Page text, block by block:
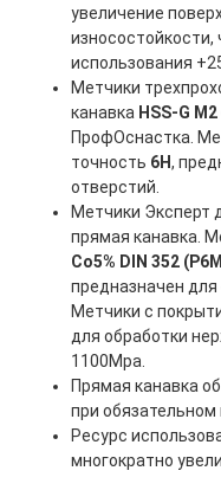
увеличение
износостойкости,
использования
Метчики
канавка HSS-G M2
ПрофОснастка.
точность 6H,
отверстий.
Метчики Эксперт
прямая канавка.
Co5% DIN 352
предназначен для
Метчики с
для обработки
1100Мра.
Прямая канавка
при
Ресурс
многократно